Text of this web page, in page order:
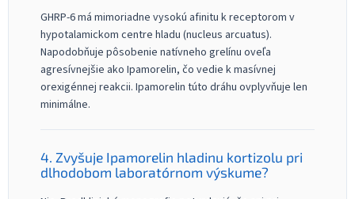
GHRP-6 má mimoriadne vysokú afinitu k receptorom v
hypotalamickom centre hladu (nucleus arcuatus).
Napodobňuje pôsobenie natívneho grelínu oveľa
agresívnejšie ako Ipamorelin, čo vedie k masívnej
orexigénnej reakcii. Ipamorelin túto dráhu ovplyvňuje len
minimálne.
4. Zvyšuje Ipamorelin hladinu kortizolu pri
dlhodobom laboratórnom výskume?